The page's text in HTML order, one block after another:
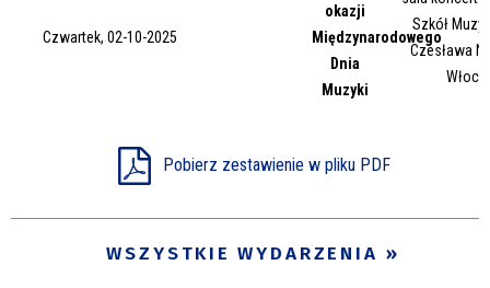
Czwartek, 02-10-2025
okazji
Międzynarodowego
Dnia
Muzyki
Szkół
Czesława
Pobierz zestawienie w pliku PDF
WSZYSTKIE WYDARZENIA